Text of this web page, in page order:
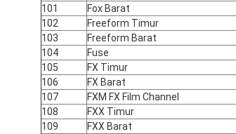
101
Fox Barat
102
Freeform Timur
103
Freeform Barat
104
Fuse
105
FX Timur
106
FX Barat
107
FXM FX Film Channel
108
FXX Timur
109
FXX Barat